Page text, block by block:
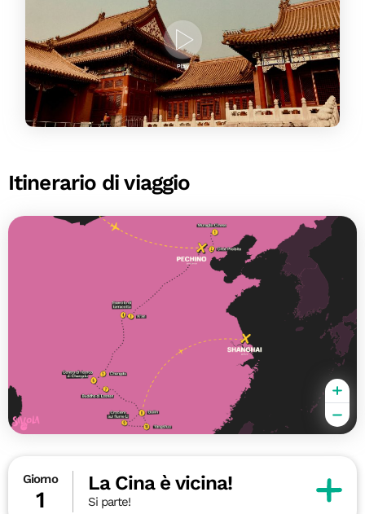
Itinerario di viaggio
Giorno
1
La Cina è vicina!
Si parte!